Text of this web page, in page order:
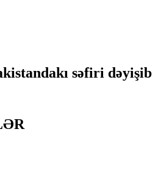
səfiri dəyişib